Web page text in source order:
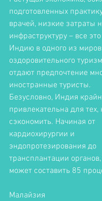
подготовленных
врачей, низкие затраты
инфраструктуру – все
Индию в одного из
оздоровительного
отдают предпочтение
иностранные туристы.
Безусловно, Индия
привлекательна для тех,
сэкономить. Начиная от
кардиохирургии и
эндопротезирования до
трансплантации
может составить 85
Малайзия